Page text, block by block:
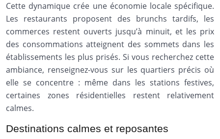
Cette dynamique crée une économie locale spécifique.
Les restaurants proposent des brunchs tardifs, les
commerces restent ouverts jusqu’à minuit, et les prix
des consommations atteignent des sommets dans les
établissements les plus prisés. Si vous recherchez cette
ambiance, renseignez-vous sur les quartiers précis où
elle se concentre : même dans les stations festives,
certaines zones résidentielles restent relativement
calmes.
Destinations calmes et reposantes